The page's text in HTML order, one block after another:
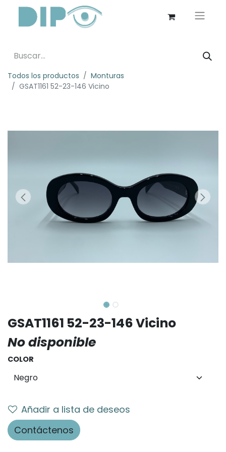
Todos los productos
Monturas
GSAT1161 52-23-146 Vicino
GSAT1161 52-23-146 Vicino
No disponible
COLOR
Añadir a lista de deseos
Contáctenos